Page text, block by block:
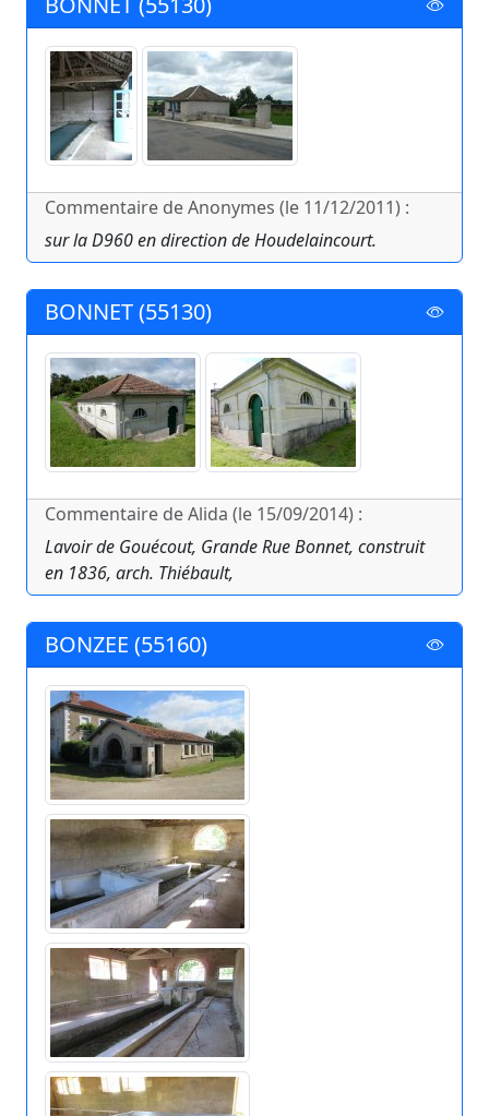
Commentaire de Anonymes (le 11/12/2011) :
sur la D960 en direction de Houdelaincourt.
BONNET (55130)
Commentaire de Alida (le 15/09/2014) :
Lavoir de Gouécout, Grande Rue Bonnet, construit
en 1836, arch. Thiébault,
BONZEE (55160)